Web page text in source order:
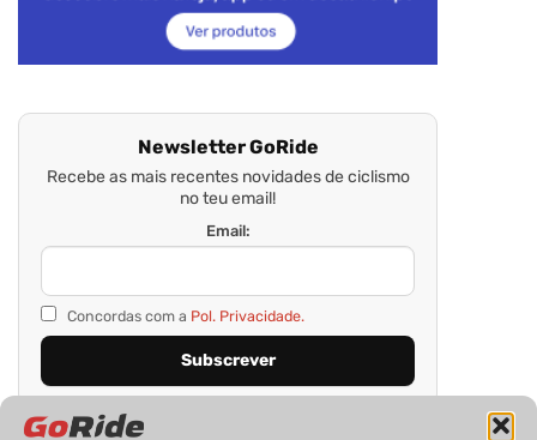
Newsletter GoRide
Recebe as mais recentes novidades de ciclismo
no teu email!
Email:
Concordas com a Pol. Privacidade.